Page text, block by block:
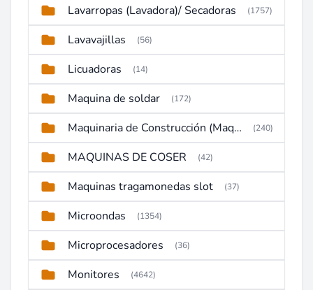
Lavarropas (Lavadora)/ Secadoras (1757)
Lavavajillas (56)
Licuadoras (14)
Maquina de soldar (172)
Maquinaria de Construcción (Maquinaria Pesada) (240)
MAQUINAS DE COSER (42)
Maquinas tragamonedas slot (37)
Microondas (1354)
Microprocesadores (36)
Monitores (4642)